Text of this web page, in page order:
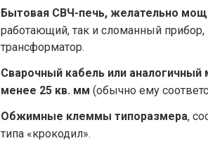
Бытовая СВЧ-печь, желательно
работающий, так и сломанный
трансформатор.
Сварочный кабель или
менее 25 кв. мм (обычно ему
Обжимные клеммы типоразмера,
типа «крокодил».